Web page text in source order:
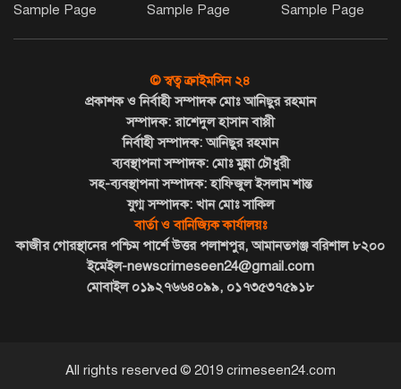
সভা অনুষ্ঠি
কলাপাড়ায় শিক্ষক নেতৃবৃন্দের সাথে
উপজেলা নির্বাহী অফিসারের মতবিনিময়
প্রাথমিক শিক্ষায় সেরাদের সেরা মঙ্গল সুখ
মডেল সরকারি প্রাথমিক বিদ্যালয়
বঙ্গোপসাগরে মাছধরা ট্রলারে জলদস্যুদের
হানা, ১২ জেলে আহত।। লাখ টাকার
মালামাল লুট
Sample Page
Sample Page Sample Page
© স্বত্ব ক্রাইমসিন ২৪
প্রকাশক ও নির্বাহী সম্পাদক মোঃ আনিছুর রহমান
সম্পাদক: রাশেদুল হাসান বাপ্পী
নির্বাহী সম্পাদক: আনিছুর রহমান
ব্যবস্থাপনা সম্পাদক: মোঃ মুন্না চৌধুরী
সহ-ব্যবস্থাপনা সম্পাদক: হাফিজুল ইসলাম শান্ত
যুগ্ম সম্পাদক: খান মোঃ সাকিল
বার্তা ও বানিজ্যিক কার্যালয়ঃ
কাজীর গোরস্থানের পশ্চিম পার্শে উত্তর পলাশপুর, আমানতগঞ্জ বরিশাল ৮২০০
ইমেইল-newscrimeseen24@gmail.com
মোবাইল ০১৯২৭৬৬৪০৯৯, ০১৭৩৫৩৭৫৯১৮
All rights reserved © 2019 crimeseen24.com